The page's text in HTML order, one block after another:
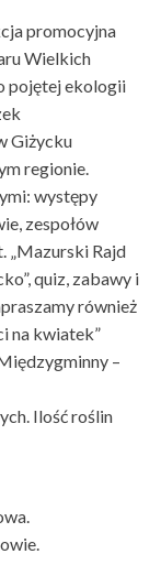
promocyjna
Wielkich
pojętej ekologii
Giżycku
regionie.
występy
zespołów
„Mazurski Rajd
quiz, zabawy i
również
na kwiatek”
–
Ilość roślin